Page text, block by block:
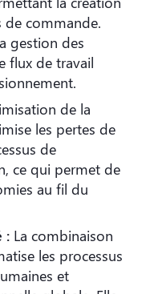
de commande.
gestion des
flux de travail
de la
les pertes de
de
ce qui permet de
au fil du
: La combinaison
les processus
et